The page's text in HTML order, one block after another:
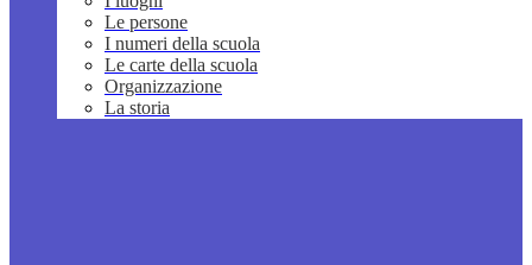
Le persone
I numeri della scuola
Le carte della scuola
Organizzazione
La storia